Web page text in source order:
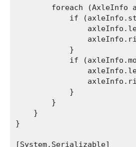
foreach (AxleInfo
if
            }
if
            }
        }
    }
}
[System.Serializable]